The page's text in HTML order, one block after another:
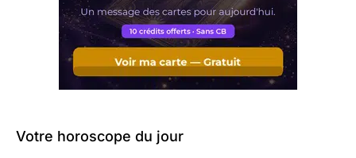
Votre horoscope du jour